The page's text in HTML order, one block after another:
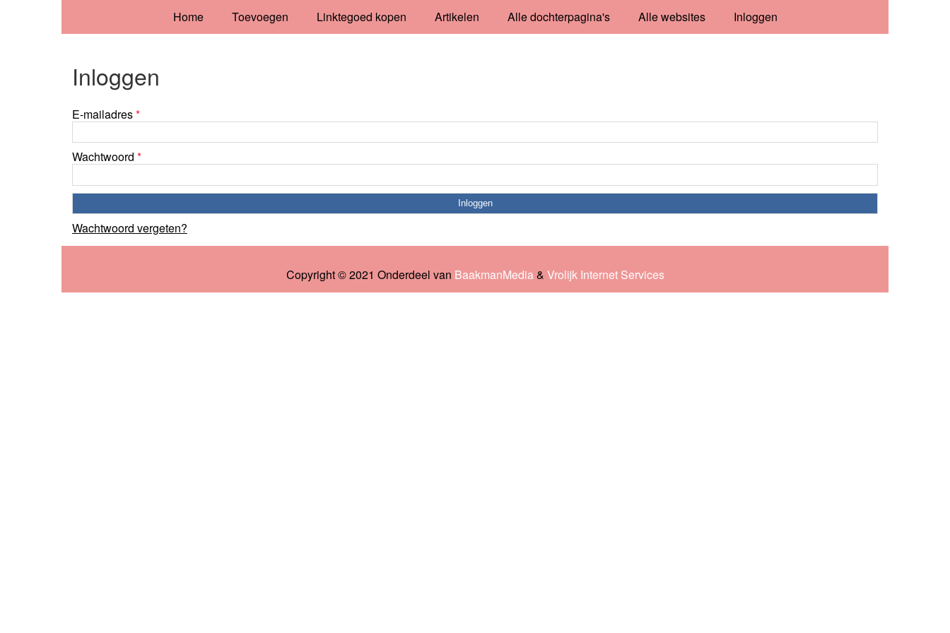
Home Toevoegen Linktegoed kopen Artikelen Alle dochterpagina's Alle websites Inloggen
Inloggen
E-mailadres*
Wachtwoord *
Wachtwoord vergeten?
Copyright © 2021 Onderdeel van BaakmanMedia& Vrolijk Internet Services